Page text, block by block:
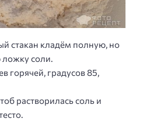
стакан кладём полную, но
ложку соли.
горячей, градусов 85,
растворилась соль и